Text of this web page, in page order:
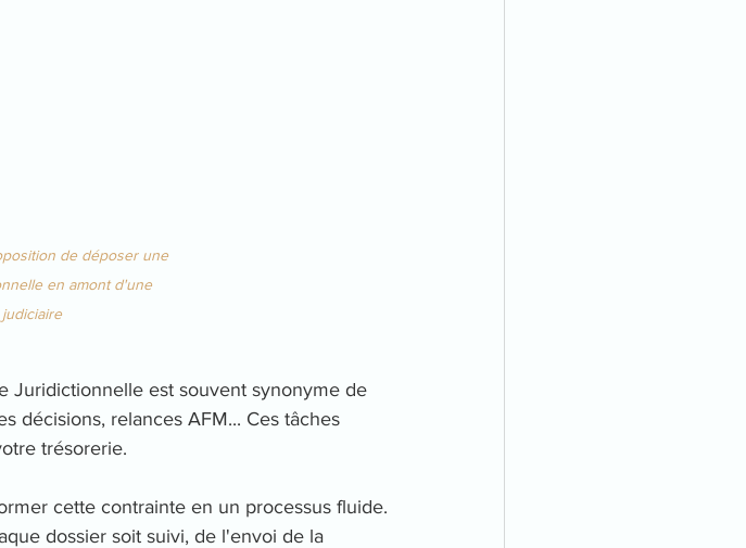
de déposer une
en amont d'une
Juridictionnelle est souvent synonyme de
décisions, relances AFM... Ces tâches
trésorerie.
cette contrainte en un processus fluide.
dossier soit suivi, de l'envoi de la